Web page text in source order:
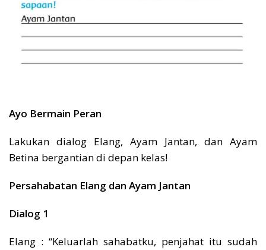
Ayo Bermain Peran
Lakukan dialog Elang, Ayam Jantan, dan Ayam
Betina bergantian di depan kelas!
Persahabatan Elang dan Ayam Jantan
Dialog 1
Elang : “Keluarlah sahabatku, penjahat itu sudah